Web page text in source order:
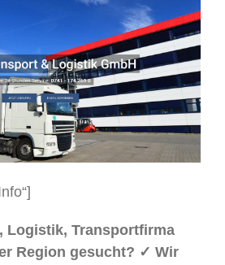
Logistik, Transportfirma
Region gesucht? ✓ Wir